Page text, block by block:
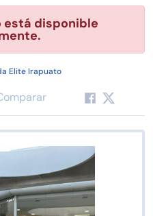
está disponible
Elite Irapuato